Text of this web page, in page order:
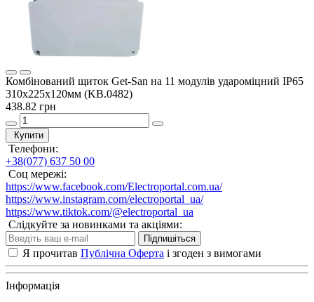
Комбінований щиток Get-San на 11 модулів удароміцний IP65
310x225x120мм (KB.0482)
438.82 грн
Купити
Телефони:
+38(077) 637 50 00
Соц мережі:
https://www.facebook.com/Electroportal.com.ua/
https://www.instagram.com/electroportal_ua/
https://www.tiktok.com/@electroportal_ua
Слідкуйте за новинками та акціями:
Підпишіться
Я прочитав Публічна Оферта і згоден з вимогами
Інформація